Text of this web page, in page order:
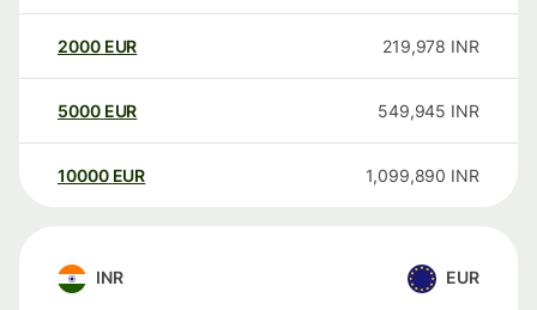
2000 EUR 219,978 INR
5000 EUR 549,945 INR
10000 EUR 1,099,890 INR
INR EUR